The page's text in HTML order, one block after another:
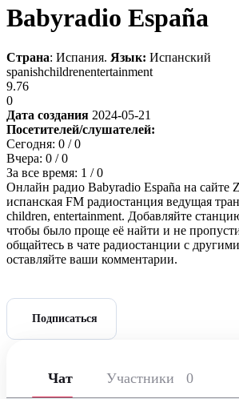
Babyradio España
Страна: Испания. Язык: Испанский
spanishchildrenentertainment
9.76
0
Дата создания 2024-05-21
Посетителей/слушателей:
Сегодня: 0 / 0
Вчера: 0 / 0
За все время: 1 / 0
Онлайн радио Babyradio España на сайте
испанская FM радиостанция ведущая
children, entertainment. Добавляйте
чтобы было проще её найти и не
общайтесь в чате радиостанции с
оставляйте ваши комментарии.
Подписаться
Чат Участники 0